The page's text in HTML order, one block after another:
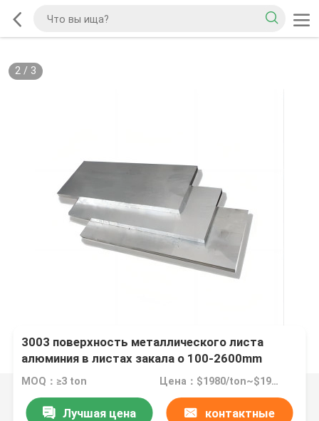
2/ 3
3003 поверхность металлического листа
алюминия в листах закала o 100-2600mm
анодированная для индустрии
MOQ：≥3 ton Цена：$1980/ton~$1990/ton
Лучшая цена контактные